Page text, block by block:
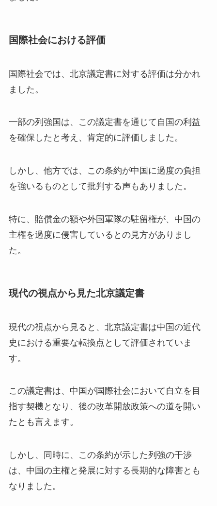
国際社会における評価
国際社会では、北京議定書に対する評価は分かれ
ました。
一部の列強国は、この議定書を通じて自国の利益
を確保したと考え、肯定的に評価しました。
しかし、他方では、この条約が中国に過度の負担
を強いるものとして批判する声もありました。
特に、賠償金の額や外国軍隊の駐留権が、中国の
主権を過度に侵害しているとの見方がありまし
た。
現代の視点から見た北京議定書
現代の視点から見ると、北京議定書は中国の近代
史における重要な転換点として評価されていま
す。
この議定書は、中国が国際社会において自立を目
指す契機となり、後の改革開放政策への道を開い
たとも言えます。
しかし、同時に、この条約が示した列強の干渉
は、中国の主権と発展に対する長期的な障害とも
なりました。